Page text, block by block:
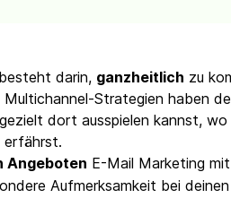
darin, ganzheitlich zu
Strategien haben
dort ausspielen kannst,
erfährst.
Angeboten E-Mail Marketing
Aufmerksamkeit bei